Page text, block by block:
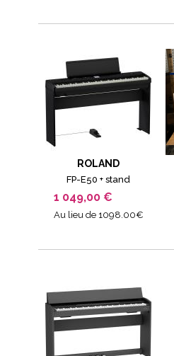
ROLAND
FP-E50 + stand
1 049,00 €
Au lieu de 1098.00€